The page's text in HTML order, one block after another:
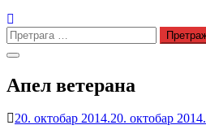
Претрага
за:
Апел ветерана
20. октобар 2014.20. октобар 2014.